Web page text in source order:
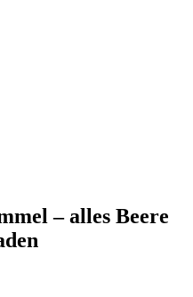
– alles Beere